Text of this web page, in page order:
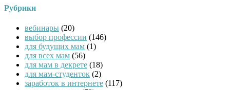
Рубрики
вебинары (20)
выбор профессии (146)
для будущих мам (1)
для всех мам (56)
для мам в декрете (18)
для мам-студенток (2)
заработок в интернете (117)